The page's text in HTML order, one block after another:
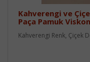
Kahverengi ve
Paça Pamuk
Kahverengi Renk, Çiçek